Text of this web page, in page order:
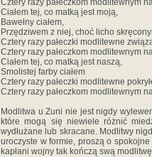
Cztery razy pałeczkom modlitewnym
Ciałem tej, co matką jest moją,
Bawełny ciałem,
Przędziwem z niej, choć licho
Cztery razy pałeczki modlitewne
Cztery razy pałeczkom modlitewnym
Ciałem tej, co matką jest naszą,
Smolistej farby ciałem
Cztery razy pałeczki modlitewne
Cztery razy pałeczkom modlitewnym
Modlitwa u Zuni nie jest nigdy
które mogą się niewiele różnić
wydłużane lub skracane. Modlitwy
uroczyste w formie, proszą o
kapłani wojny tak kończą swą